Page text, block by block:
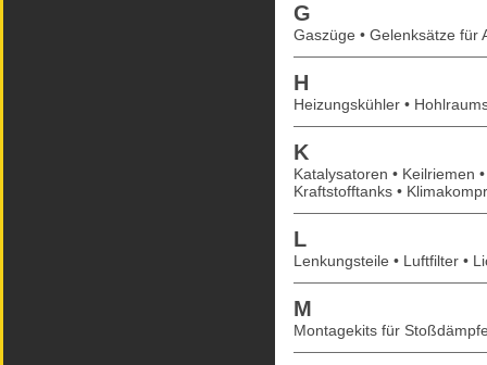
G
Gaszüge • Gelenksätze für
H
Heizungskühler •
K
Katalysatoren • Keilriemen
Kraftstofftanks •
L
Lenkungsteile • Luftfilter •
M
Montagekits für